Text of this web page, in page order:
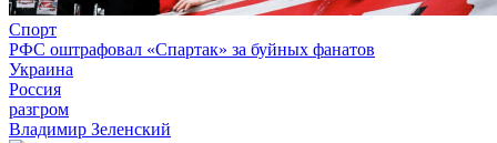
Спорт
РФС оштрафовал «Спартак» за буйных фанатов
Украина
Россия
разгром
Владимир Зеленский